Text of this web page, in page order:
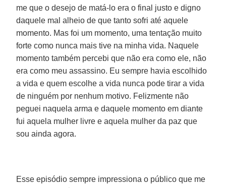
me que o desejo de matá-lo era o final justo e digno
daquele mal alheio de que tanto sofri até aquele
momento. Mas foi um momento, uma tentação muito
forte como nunca mais tive na minha vida. Naquele
momento também percebi que não era como ele, não
era como meu assassino. Eu sempre havia escolhido
a vida e quem escolhe a vida nunca pode tirar a vida
de ninguém por nenhum motivo. Felizmente não
peguei naquela arma e daquele momento em diante
fui aquela mulher livre e aquela mulher da paz que
sou ainda agora.
Esse episódio sempre impressiona o público que me